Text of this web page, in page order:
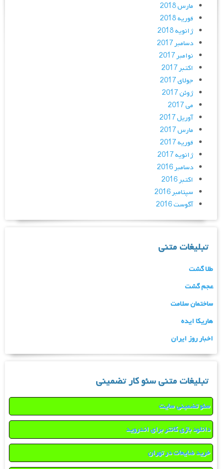
مارس 2018
فوریه 2018
ژانویه 2018
دسامبر 2017
نوامبر 2017
اکتبر 2017
جولای 2017
ژوئن 2017
می 2017
آوریل 2017
مارس 2017
فوریه 2017
ژانویه 2017
دسامبر 2016
اکتبر 2016
سپتامبر 2016
آگوست 2016
تبلیغات متنی
طلا گشت
عجم گشت
ساختمان سلامت
هاریکا ایده
اخبار روز ایران
تبلیغات متنی سئو کار تضمینی
سئو تضمینی سایت
دانلود بازی کانتر برای اندروید
خرید ضایعات در تهران